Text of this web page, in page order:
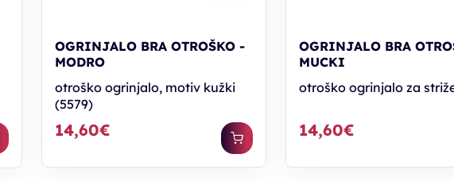
OGRINJALO BRA OTROŠKO -
MODRO
otroško ogrinjalo, motiv kužki
(5579)
14,60€
OGRINJALO BRA
MUCKI
otroško ogrinjalo za
14,60€